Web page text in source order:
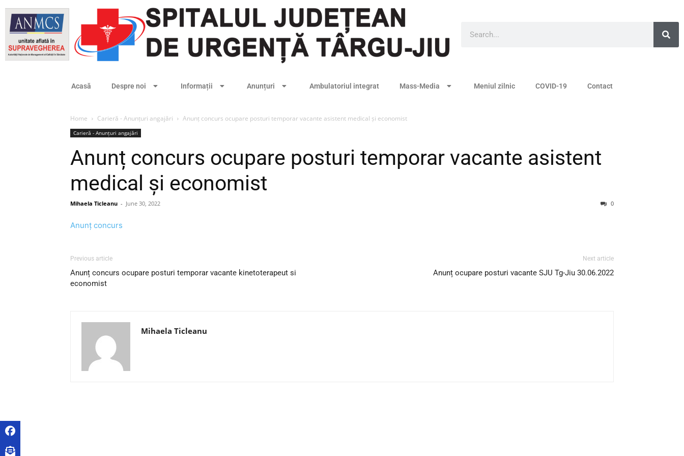
Acasă Despre noi Informații Anunțuri Ambulatoriul integrat Mass-Media Meniul zilnic COVID-19 Contact
Home Carieră - Anunțuri angajări Anunț concurs ocupare posturi temporar vacante asistent medical și economist
Carieră - Anunțuri angajări
Anunț concurs ocupare posturi temporar vacante asistent
medical și economist
Mihaela Ticleanu - June 30, 2022 0
Anunț concurs
Previous article
Anunț concurs ocupare posturi temporar vacante kinetoterapeut si
economist
Next article
Anunț ocupare posturi vacante SJU Tg-Jiu 30.06.2022
Mihaela Ticleanu